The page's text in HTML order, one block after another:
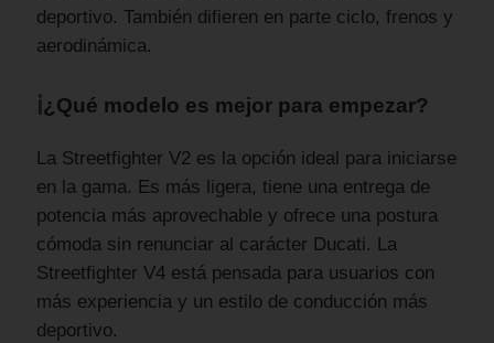
deportivo. También difieren en parte ciclo, frenos y
aerodinámica.
ℹ¿Qué modelo es mejor para empezar?
La Streetfighter V2 es la opción ideal para iniciarse
en la gama. Es más ligera, tiene una entrega de
potencia más aprovechable y ofrece una postura
cómoda sin renunciar al carácter Ducati. La
Streetfighter V4 está pensada para usuarios con
más experiencia y un estilo de conducción más
deportivo.